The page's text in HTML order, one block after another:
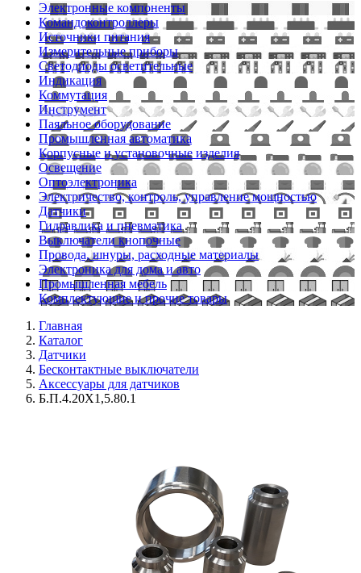
Электронные компоненты
Командоконтроллеры
Источники питания
Измерительные приборы
Светодиоды осветительные
Индикация
Коммутация
Инструмент
Паяльное оборудование
Промышленная автоматика
Корпусные и установочные изделия
Освещение
Оптоэлектроника
Электричество, контроль, управление мощностью
Датчики
Гидравлика и пневматика
Выключатели кнопочные
Провода, шнуры, расходные материалы
Электроника для дома и авто
Промышленная мебель
Комплектующие и прочие товары
Главная
Каталог
Датчики
Бесконтактные выключатели
Аксессуары для датчиков
Б.П.4.20Х1,5.80.1